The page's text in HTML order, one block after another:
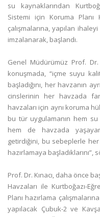
su kaynaklarından
Sistemi için Koruma Planı
çalışmalarına, yapılan
imzalanarak, başlandı.
Genel Müdürümüz Prof. Dr.
konuşmada, “içme suyu
başladığını, her havzanın
cinslerinin her havzada
havzaları için aynı koruma
bu tür uygulamanın hem su
hem de havzada
getirdiğini, bu sebeplerle her
hazırlamaya başladıklarını”,
Prof. Dr. Kınacı, daha önce
Havzaları ile Kurtboğazı-
Planı hazırlama
yapılacak Çubuk-2 ve